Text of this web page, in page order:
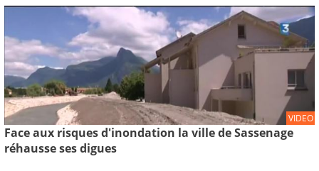
VIDEO
Face aux risques d'inondation la ville de Sassenage
réhausse ses digues